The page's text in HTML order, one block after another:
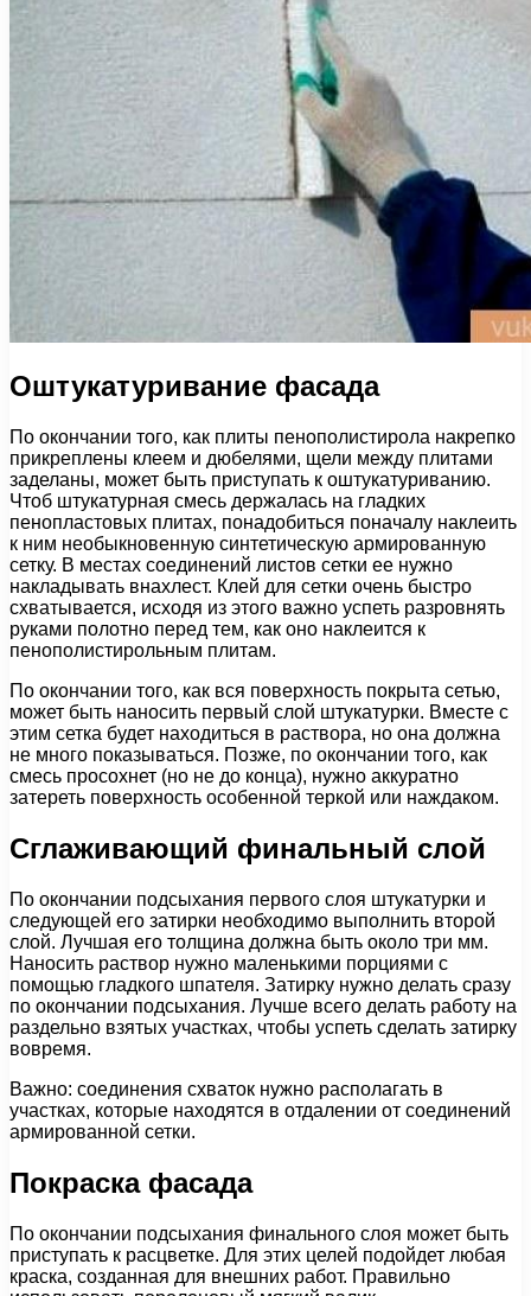
Оштукатуривание фасада
По окончании того, как плиты пенополистирола накрепко
прикреплены клеем и дюбелями, щели между плитами
заделаны, может быть приступать к оштукатуриванию.
Чтоб штукатурная смесь держалась на гладких
пенопластовых плитах, понадобиться поначалу наклеить
к ним необыкновенную синтетическую армированную
сетку. В местах соединений листов сетки ее нужно
накладывать внахлест. Клей для сетки очень быстро
схватывается, исходя из этого важно успеть разровнять
руками полотно перед тем, как оно наклеится к
пенополистирольным плитам.
По окончании того, как вся поверхность покрыта сетью,
может быть наносить первый слой штукатурки. Вместе с
этим сетка будет находиться в раствора, но она должна
не много показываться. Позже, по окончании того, как
смесь просохнет (но не до конца), нужно аккуратно
затереть поверхность особенной теркой или наждаком.
Сглаживающий финальный слой
По окончании подсыхания первого слоя штукатурки и
следующей его затирки необходимо выполнить второй
слой. Лучшая его толщина должна быть около три мм.
Наносить раствор нужно маленькими порциями с
помощью гладкого шпателя. Затирку нужно делать сразу
по окончании подсыхания. Лучше всего делать работу на
раздельно взятых участках, чтобы успеть сделать затирку
вовремя.
Важно: соединения схваток нужно располагать в
участках, которые находятся в отдалении от соединений
армированной сетки.
Покраска фасада
По окончании подсыхания финального слоя может быть
приступать к расцветке. Для этих целей подойдет любая
краска, созданная для внешних работ. Правильно